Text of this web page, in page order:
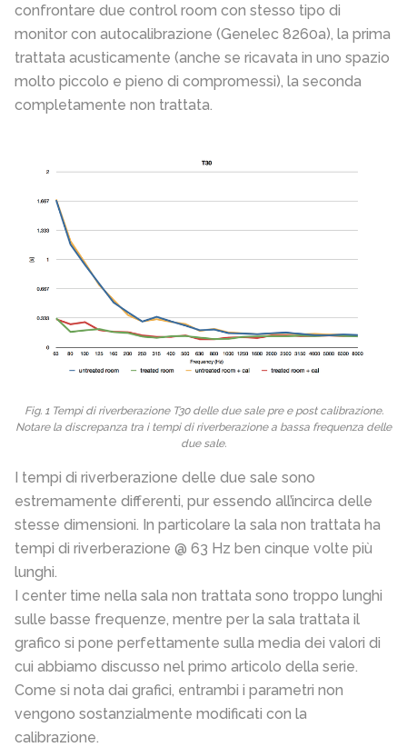
confrontare due control room con stesso tipo di
monitor con autocalibrazione (Genelec 8260a), la prima
trattata acusticamente (anche se ricavata in uno spazio
molto piccolo e pieno di compromessi), la seconda
completamente non trattata.
Fig. 1 Tempi di riverberazione T30 delle due sale pre e post calibrazione.
Notare la discrepanza tra i tempi di riverberazione a bassa frequenza delle
due sale.
I tempi di riverberazione delle due sale sono
estremamente differenti, pur essendo all’incirca delle
stesse dimensioni. In particolare la sala non trattata ha
tempi di riverberazione @ 63 Hz ben cinque volte più
lunghi.
I center time nella sala non trattata sono troppo lunghi
sulle basse frequenze, mentre per la sala trattata il
grafico si pone perfettamente sulla media dei valori di
cui abbiamo discusso nel primo articolo della serie.
Come si nota dai grafici, entrambi i parametri non
vengono sostanzialmente modificati con la
calibrazione.